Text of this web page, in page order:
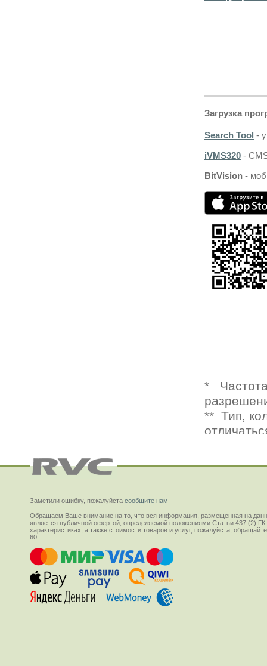
Заметили ошибку, пожалуйста сообщите нам
Обращаем Ваше внимание на то, что вся информация, размещенная на
является публичной офертой, определяемой положениями Статьи 437 (2)
характеристиках, а также стоимости товаров и услуг, пожалуйста,
60.